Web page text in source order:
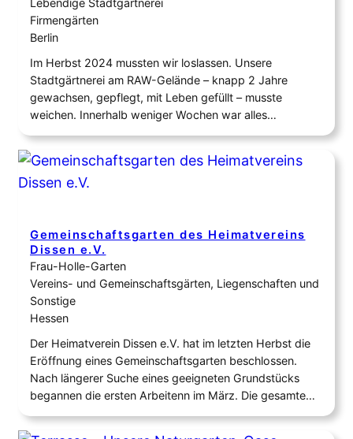
Lebendige Stadtgärtnerei
Firmengärten
Berlin
Im Herbst 2024 mussten wir loslassen. Unsere
Stadtgärtnerei am RAW-Gelände – knapp 2 Jahre
gewachsen, gepflegt, mit Leben gefüllt – musste
weichen. Innerhalb weniger Wochen war alles
zurückgebaut, „besenrein“, wie es hieß. Was bleibt, ist
die Erinnerung an einen besonderen Ort – und das, was
daraus entstanden ist. Doch immer folgt auf das Ende
ein…
Gemeinschaftsgarten des Heimatvereins
Dissen e.V.
Frau-Holle-Garten
Vereins- und Gemeinschaftsgärten, Liegenschaften und
Sonstige
Hessen
Der Heimatverein Dissen e.V. hat im letzten Herbst die
Eröffnung eines Gemeinschaftsgarten beschlossen.
Nach längerer Suche eines geeigneten Grundstücks
begannen die ersten Arbeitenn im März. Die gesamte
Fläche lag nun mehrere Jahre brach, wurde zuvor aber
bereits als Garten genutzt. Durch das Engagement